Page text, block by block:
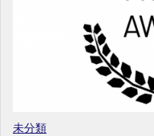
未分類